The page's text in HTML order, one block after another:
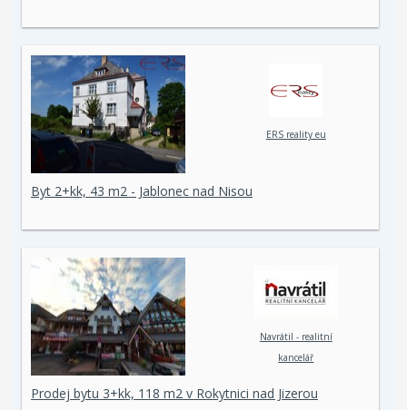
ERS reality eu
Byt 2+kk, 43 m2 - Jablonec nad Nisou
Navrátil - realitní
kancelář
Prodej bytu 3+kk, 118 m2 v Rokytnici nad Jizerou